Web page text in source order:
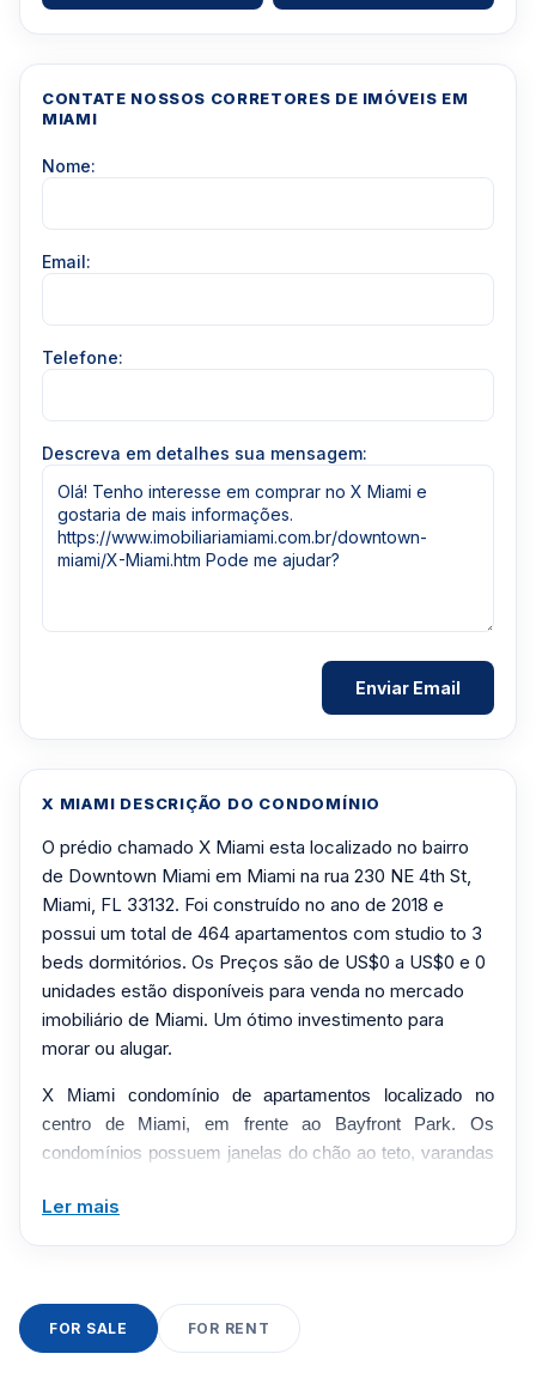
X MIAMI DESCRIÇÃO DO CONDOMÍNIO
O prédio chamado X Miami esta localizado no bairro
de Downtown Miami em Miami na rua 230 NE 4th St,
Miami, FL 33132. Foi construído no ano de 2018 e
possui um total de 464 apartamentos com studio to 3
beds dormitórios. Os Preços são de US$0 a US$0 e 0
unidades estão disponíveis para venda no mercado
imobiliário de Miami. Um ótimo investimento para
morar ou alugar.
X Miami condomínio de apartamentos localizado no
centro de Miami, em frente ao Bayfront Park. Os
condomínios possuem janelas do chão ao teto, varandas
sem chave, convidados e pacotes. Eles oferecem seu
Ler mais
CONTATE NOSSOS CORRETORES DE IMÓVEIS EM
MIAMI
Nome:
Email:
Telefone:
Descreva em detalhes sua mensagem:
FOR SALE FOR RENT